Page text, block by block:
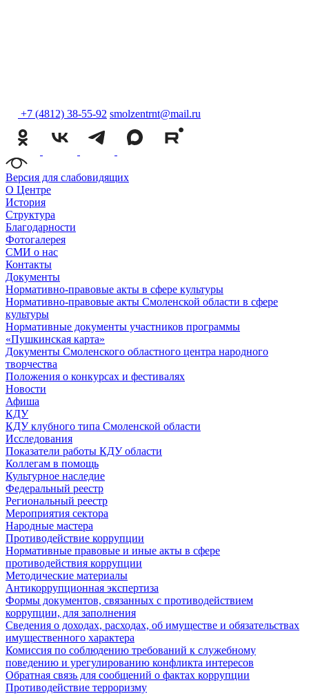
+7 (4812) 38-55-92 smolzentrnt@mail.ru
Версия для слабовидящих
О Центре
История
Структура
Благодарности
Фотогалерея
СМИ о нас
Контакты
Документы
Нормативно-правовые акты в сфере культуры
Нормативно-правовые акты Смоленской области в сфере
культуры
Нормативные документы участников программы
«Пушкинская карта»
Документы Смоленского областного центра народного
творчества
Положения о конкурсах и фестивалях
Новости
Афиша
КДУ
КДУ клубного типа Смоленской области
Исследования
Показатели работы КДУ области
Коллегам в помощь
Культурное наследие
Федеральный реестр
Региональный реестр
Мероприятия сектора
Народные мастера
Противодействие коррупции
Нормативные правовые и иные акты в сфере
противодействия коррупции
Методические материалы
Антикоррупционная экспертиза
Формы документов, связанных с противодействием
коррупции, для заполнения
Сведения о доходах, расходах, об имуществе и обязательствах
имущественного характера
Комиссия по соблюдению требований к служебному
поведению и урегулированию конфликта интересов
Обратная связь для сообщений о фактах коррупции
Противодействие терроризму